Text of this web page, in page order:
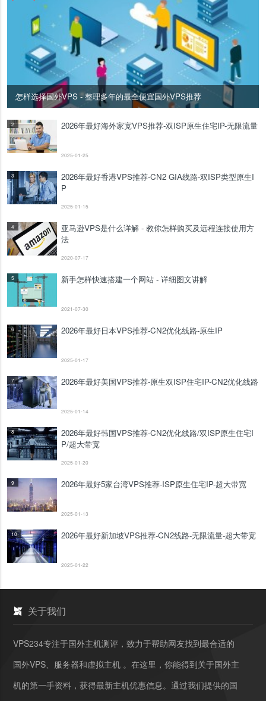
怎样选择国外VPS - 整理多年的最全便宜国外VPS推荐
2 2026年最好海外家宽VPS推荐-双ISP原生住宅IP-无限流量
2025-01-25
3
2026年最好香港VPS推荐-CN2 GIA线路-双ISP类型原生I
P
2025-01-15
4
亚马逊VPS是什么详解 - 教你怎样购买及远程连接使用方
法
2020-07-17
5 新手怎样快速搭建一个网站 - 详细图文讲解
2021-07-30
6 2026年最好日本VPS推荐-CN2优化线路-原生IP
2025-01-17
7 2026年最好美国VPS推荐-原生双ISP住宅IP-CN2优化线路
2025-01-14
8
2026年最好韩国VPS推荐-CN2优化线路/双ISP原生住宅I
P/超大带宽
2025-01-20
9 2026年最好5家台湾VPS推荐-ISP原生住宅IP-超大带宽
2025-01-13
10 2026年最好新加坡VPS推荐-CN2线路-无限流量-超大带宽
2025-01-22
关于我们
VPS234专注于国外主机测评，致力于帮助网友找到最合适的
国外VPS、服务器和虚拟主机 。在这里，你能得到关于国外主
机的第一手资料，获得最新主机优惠信息。通过我们提供的国